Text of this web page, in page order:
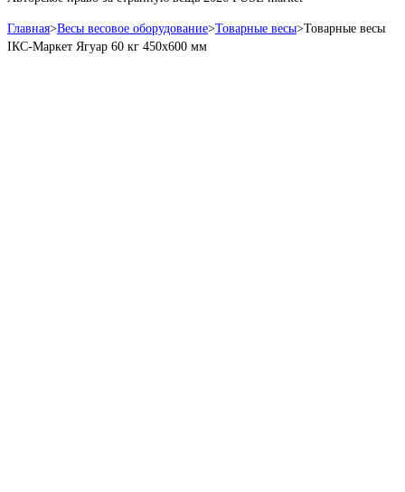
Главная>Весы весовое оборудование>Товарные весы>Товарные весы
IКС-Маркет Ягуар 60 кг 450х600 мм